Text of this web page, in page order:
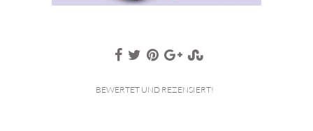
BEWERTET UND REZENSIERT!